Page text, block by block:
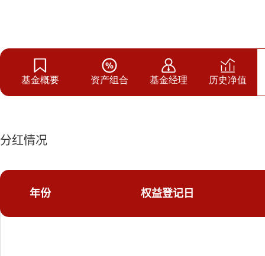
基金概要 资产组合 基金经理 历史净值